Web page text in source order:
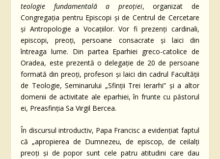
teologie fundamentală a preoției, organizat de
Congregația pentru Episcopi și de Centrul de Cercetare
și Antropologie a Vocațiilor. Vor fi prezenți cardinali,
episcopi, preoți, persoane consacrate și laici din
întreaga lume. Din partea Eparhiei greco-catolice de
Oradea, este prezentă o delegație de 20 de persoane
formată din preoți, profesori și laici din cadrul Facultății
de Teologie, Seminarului „Sfinții Trei Ierarhi” și a altor
domenii de activitate ale eparhiei, în frunte cu păstorul
ei, Preasfinția Sa Virgil Bercea.
În discursul introductiv, Papa Francisc a evidențiat faptul
că „apropierea de Dumnezeu, de episcop, de ceilalți
preoți și de popor sunt cele patru atitudini care dau